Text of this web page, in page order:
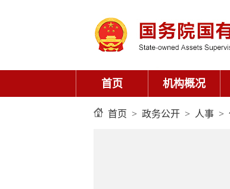
首页 机构概况
首页 > 政务公开 > 人事 >